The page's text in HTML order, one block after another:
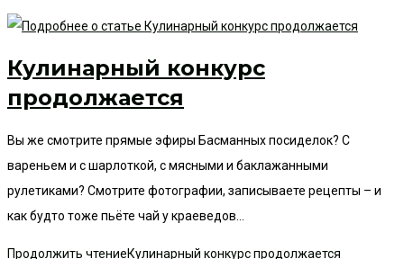
Кулинарный конкурс
продолжается
Вы же смотрите прямые эфиры Басманных посиделок? С
вареньем и с шарлоткой, с мясными и баклажанными
рулетиками? Смотрите фотографии, записываете рецепты – и
как будто тоже пьёте чай у краеведов…
Продолжить чтениеКулинарный конкурс продолжается